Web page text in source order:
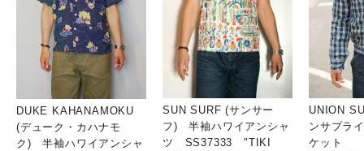
DUKE KAHANAMOKU
(デューク・カハナモ
ク) 半袖ハワイアンシャ
SUN SURF (サンサー
フ) 半袖ハワイアンシャ
ツ SS37333 "TIKI
UNION
ンサプラ
ケット